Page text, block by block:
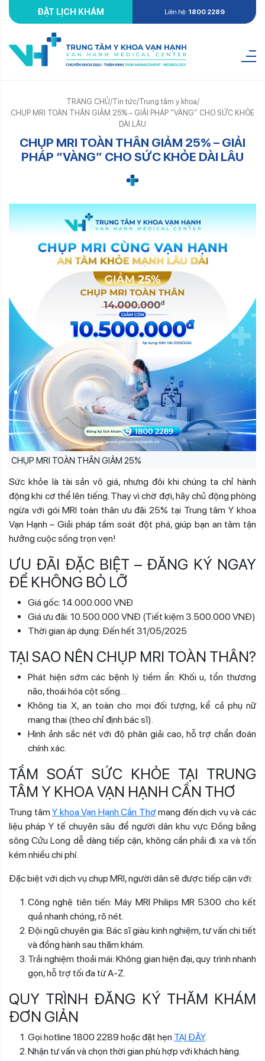
ĐẶT LỊCH KHÁM Liên hệ: 1800 2289
TRANG CHỦ/Tin tức/Trung tâm y khoa/
CHỤP MRI TOÀN THÂN GIẢM 25% – GIẢI PHÁP “VÀNG” CHO SỨC KHỎE
DÀI LÂU
CHỤP MRI TOÀN THÂN GIẢM 25% – GIẢI
PHÁP “VÀNG” CHO SỨC KHỎE DÀI LÂU
CHỤP MRI TOÀN THÂN GIẢM 25%
Sức khỏe là tài sản vô giá, nhưng đôi khi chúng ta chỉ hành
động khi cơ thể lên tiếng. Thay vì chờ đợi, hãy chủ động phòng
ngừa với gói MRI toàn thân ưu đãi 25% tại Trung tâm Y khoa
Vạn Hạnh – Giải pháp tầm soát đột phá, giúp bạn an tâm tận
hưởng cuộc sống trọn vẹn!
ƯU ĐÃI ĐẶC BIỆT – ĐĂNG KÝ NGAY
ĐỂ KHÔNG BỎ LỠ
Giá gốc: 14.000.000 VNĐ
Giá ưu đãi: 10.500.000 VNĐ (Tiết kiệm 3.500.000 VNĐ)
Thời gian áp dụng: Đến hết 31/05/2025
TẠI SAO NÊN CHỤP MRI TOÀN THÂN?
Phát hiện sớm các bệnh lý tiềm ẩn: Khối u, tổn thương
não, thoái hóa cột sống…
Không tia X, an toàn cho mọi đối tượng, kể cả phụ nữ
mang thai (theo chỉ định bác sĩ).
Hình ảnh sắc nét với độ phân giải cao, hỗ trợ chẩn đoán
chính xác.
TẦM SOÁT SỨC KHỎE TẠI TRUNG
TÂM Y KHOA VẠN HẠNH CẦN THƠ
Trung tâmY khoa Vạn Hạnh Cần Thơ mang đến dịch vụ và các
liệu pháp Y tế chuyên sâu để người dân khu vực Đồng bằng
sông Cửu Long dễ dàng tiếp cận, không cần phải đi xa và tốn
kém nhiều chi phí.
Đặc biệt với dịch vụ chụp MRI, người dân sẽ được tiếp cận với:
Công nghệ tiên tiến: Máy MRI Philips MR 5300 cho kết
quả nhanh chóng, rõ nét.
Đội ngũ chuyên gia: Bác sĩ giàu kinh nghiệm, tư vấn chi tiết
và đồng hành sau thăm khám.
Trải nghiệm thoải mái: Không gian hiện đại, quy trình nhanh
gọn, hỗ trợ tối đa từ A-Z.
QUY TRÌNH ĐĂNG KÝ THĂM KHÁM
ĐƠN GIẢN
Gọi hotline 1800 2289 hoặc đặt hẹn TẠI ĐÂY.
Nhận tư vấn và chọn thời gian phù hợp với khách hàng.